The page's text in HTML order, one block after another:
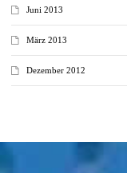
Juni 2013
März 2013
Dezember 2012